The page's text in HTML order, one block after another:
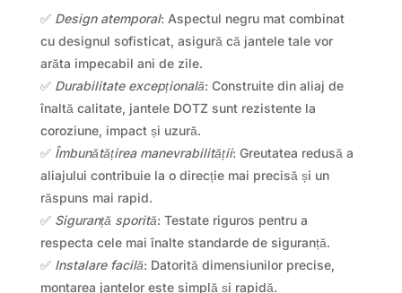
✅ Design atemporal: Aspectul negru mat combinat
cu designul sofisticat, asigură că jantele tale vor
arăta impecabil ani de zile.
✅ Durabilitate excepțională: Construite din aliaj de
înaltă calitate, jantele DOTZ sunt rezistente la
coroziune, impact și uzură.
✅ Îmbunătățirea manevrabilității: Greutatea redusă a
aliajului contribuie la o direcție mai precisă și un
răspuns mai rapid.
✅ Siguranță sporită: Testate riguros pentru a
respecta cele mai înalte standarde de siguranță.
✅ Instalare facilă: Datorită dimensiunilor precise,
montarea jantelor este simplă și rapidă.